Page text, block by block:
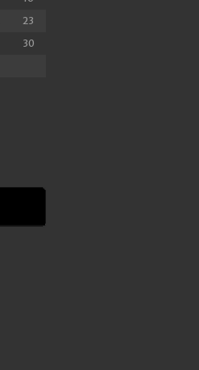
23
30